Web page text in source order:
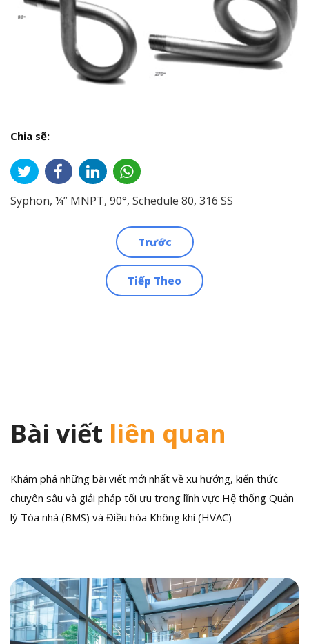
Chia sẽ:
Syphon, ¼” MNPT, 90°, Schedule 80, 316 SS
Trước
Tiếp Theo
Bài viết liên quan
Khám phá những bài viết mới nhất về xu hướng, kiến thức
chuyên sâu và giải pháp tối ưu trong lĩnh vực Hệ thống Quản
lý Tòa nhà (BMS) và Điều hòa Không khí (HVAC)